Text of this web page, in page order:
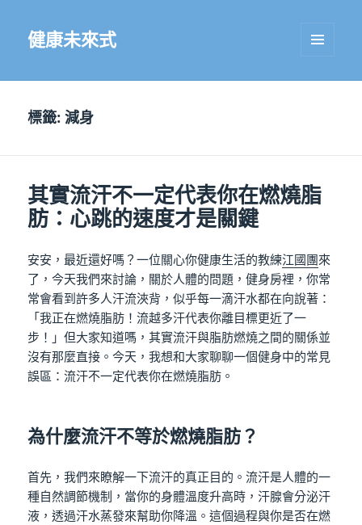
健康未來式
小工具
標籤:減身
其實流汗不一定代表你在燃燒脂
肪：心跳的速度才是關鍵
安安，最近還好嗎？一位關心你健康生活的教練江國團來
了，今天我們來討論，關於人體的問題，健身房裡，你常
常會看到許多人汗流浹背，似乎每一滴汗水都在向說著：
「我正在燃燒脂肪！流越多汗代表你離目標更近了一
步！」但大家知道嗎，其實流汗與脂肪燃燒之間的關係並
沒有那麼直接。今天，我想和大家聊聊一個健身中的常見
誤區：流汗不一定代表你在燃燒脂肪。
為什麼流汗不等於燃燒脂肪？
首先，我們來瞭解一下流汗的真正目的。流汗是人體的一
種自然調節機制，當你的身體溫度升高時，汗腺會分泌汗
液，透過汗水蒸發來幫助你降溫。這個過程與你是否在燃